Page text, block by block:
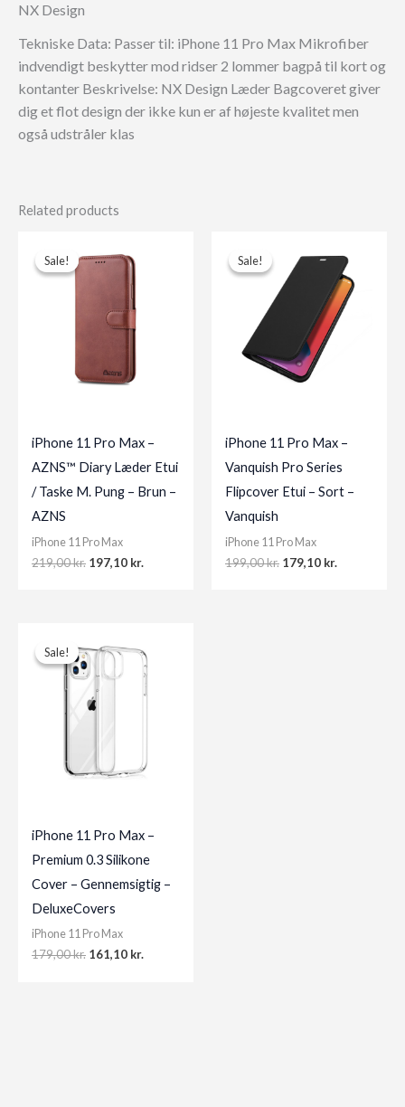
NX Design
Tekniske Data: Passer til: iPhone 11 Pro Max Mikrofiber
indvendigt beskytter mod ridser 2 lommer bagpå til kort og
kontanter Beskrivelse: NX Design Læder Bagcoveret giver
dig et flot design der ikke kun er af højeste kvalitet men
også udstråler klas
Related products
Sale!
Sale!
iPhone 11 Pro Max –
AZNS™ Diary Læder Etui
/ Taske M. Pung – Brun –
AZNS
iPhone 11 Pro Max
219,00kr. Original
197,10 kr.
Sale!
Sale!
iPhone 11 Pro Max –
Vanquish Pro Series
Flipcover Etui – Sort –
Vanquish
iPhone 11 Pro Max
199,00kr. Original
179,10 kr.
Sale!
Sale!
iPhone 11 Pro Max –
Premium 0.3 Silikone
Cover – Gennemsigtig –
DeluxeCovers
iPhone 11 Pro Max
179,00kr. Original
161,10 kr.